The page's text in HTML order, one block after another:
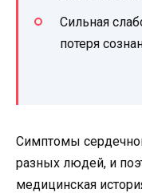
Сильная
потеря
Симптомы
разных людей, и
медицинская